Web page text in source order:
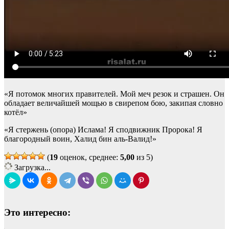
«Я потомок многих правителей. Мой меч резок и страшен. Он
обладает величайшей мощью в свирепом бою, закипая словно
котёл»
«Я стержень (опора) Ислама! Я сподвижник Пророка! Я
благородный воин, Халид бин аль-Валид!»
(19 оценок, среднее: 5,00 из 5)
Загрузка...
Это интересно: